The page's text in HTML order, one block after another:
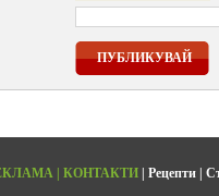
ПУБЛИКУВАЙ
| КОНТАКТИ | Рецепти |